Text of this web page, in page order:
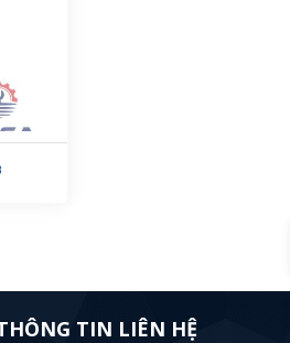
TIN LIÊN HỆ